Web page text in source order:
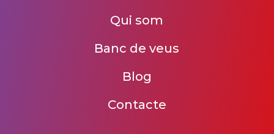
Qui som
Banc de veus
Blog
Contacte